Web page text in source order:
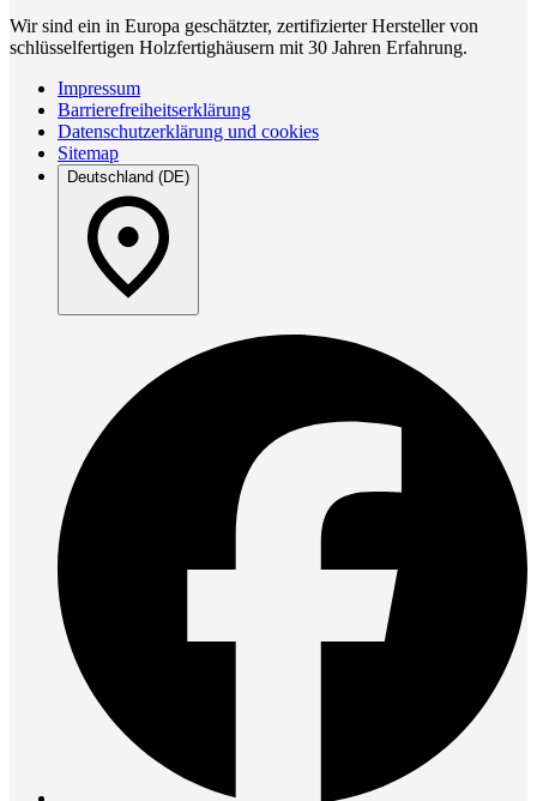
Wir sind ein in Europa geschätzter, zertifizierter Hersteller von
schlüsselfertigen Holzfertighäusern mit 30 Jahren Erfahrung.
Impressum
Barrierefreiheitserklärung
Datenschutzerklärung und cookies
Sitemap
Deutschland (DE)